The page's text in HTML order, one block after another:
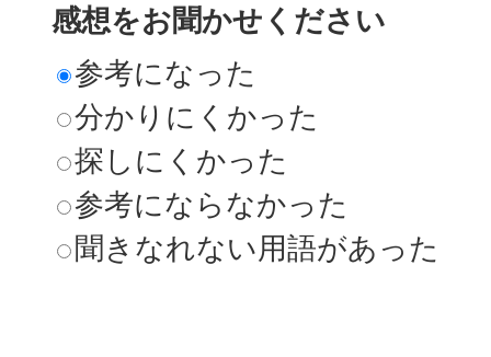
感想をお聞かせください
参考になった
分かりにくかった
探しにくかった
参考にならなかった
聞きなれない用語があった